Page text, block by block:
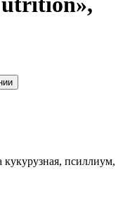
псиллиум,